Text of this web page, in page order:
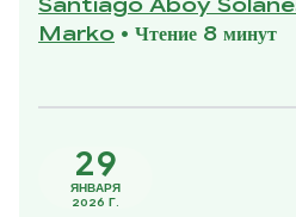
улучшение стало частью
памяти или качества
Santiago Aboy
Marko • Чтение 8 минут
29
ЯНВАРЯ
2026 Г.